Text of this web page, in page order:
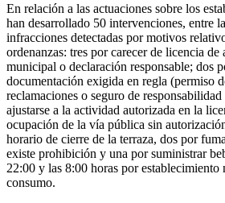
En relación a las actuaciones sobre los
han desarrollado 50 intervenciones, entre
infracciones detectadas por motivos
ordenanzas: tres por carecer de licencia de
municipal o declaración responsable; dos
documentación exigida en regla (permiso
reclamaciones o seguro de
ajustarse a la actividad autorizada en la
ocupación de la vía pública sin
horario de cierre de la terraza, dos por
existe prohibición y una por suministrar
22:00 y las 8:00 horas por establecimiento
consumo.